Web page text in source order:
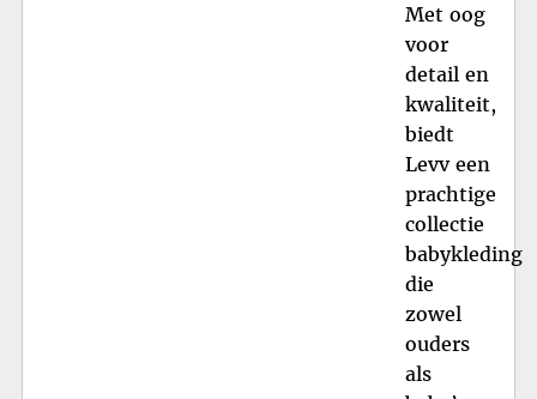
Met oog
voor
detail en
kwaliteit,
biedt
Levv een
prachtige
collectie
babykleding
die
zowel
ouders
als